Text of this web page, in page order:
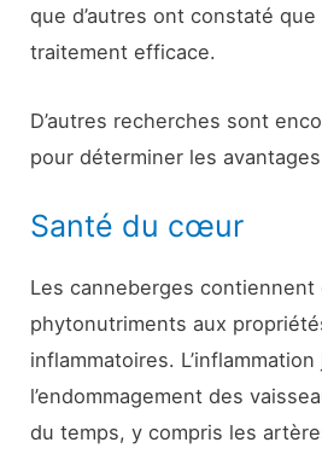
que d’autres ont constaté que
traitement efficace.
D’autres recherches sont
pour déterminer les
Santé du cœur
Les canneberges contiennent
phytonutriments aux
inflammatoires.
l’endommagement des
du temps, y compris les